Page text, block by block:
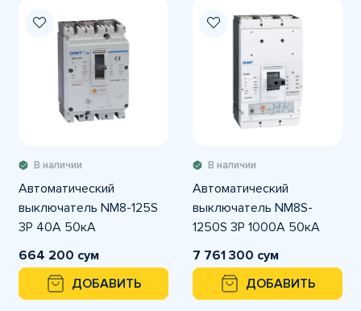
В наличии
Автоматический
выключатель NM8-125S
3P 40A 50кА
664 200 сум
ДОБАВИТЬ
В наличии
Автоматический
выключатель NM8S-
1250S 3P 1000A 50кА
7 761 300 сум
ДОБАВИТЬ